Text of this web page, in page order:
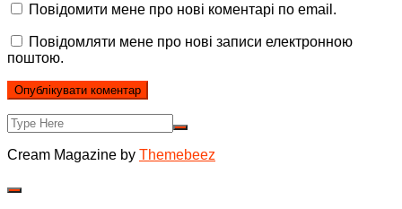
Повідомити мене про нові коментарі по email.
Повідомляти мене про нові записи електронною
поштою.
Cream Magazine by Themebeez